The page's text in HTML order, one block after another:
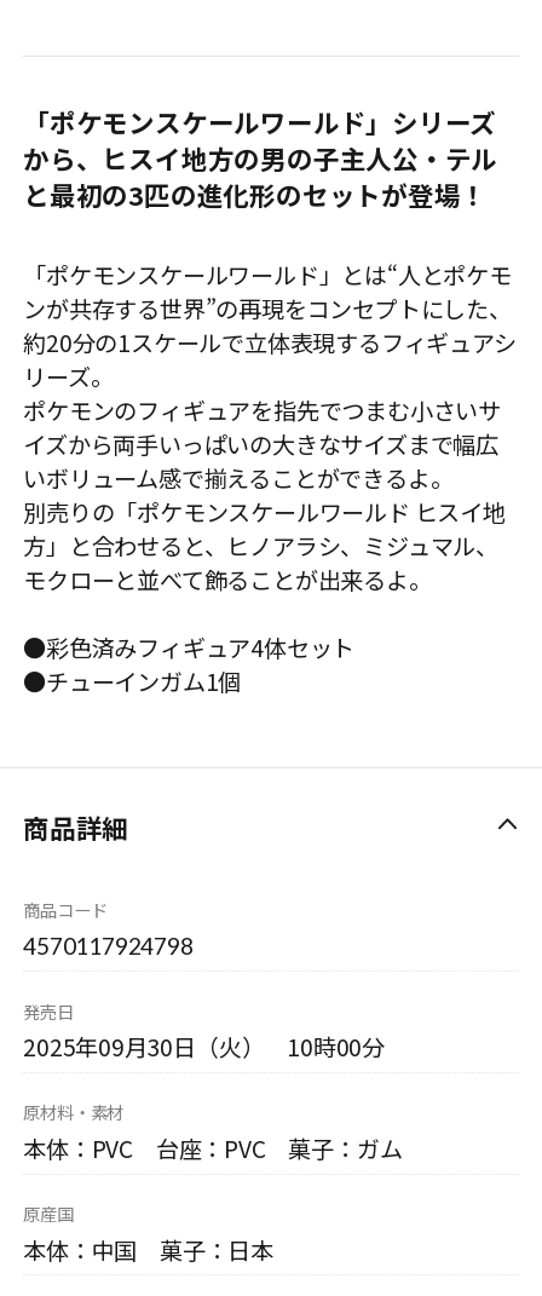
「ポケモンスケールワールド」シリーズ
から、ヒスイ地方の男の子主人公・テル
と最初の3匹の進化形のセットが登場！
「ポケモンスケールワールド」とは“人とポケモ
ンが共存する世界”の再現をコンセプトにした、
約20分の1スケールで立体表現するフィギュアシ
リーズ。
ポケモンのフィギュアを指先でつまむ小さいサ
イズから両手いっぱいの大きなサイズまで幅広
いボリューム感で揃えることができるよ。
別売りの「ポケモンスケールワールド ヒスイ地
方」と合わせると、ヒノアラシ、ミジュマル、
モクローと並べて飾ることが出来るよ。
●彩色済みフィギュア4体セット
●チューインガム1個
商品詳細
商品コード
4570117924798
発売日
2025年09月30日（火） 10時00分
原材料・素材
本体：PVC 台座：PVC 菓子：ガム
原産国
本体：中国 菓子：日本